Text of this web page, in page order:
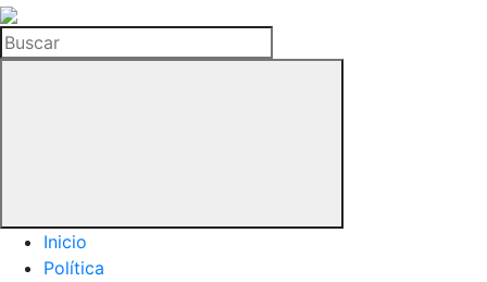
La
Hemeroteca
del
Buscar
Inicio
Política